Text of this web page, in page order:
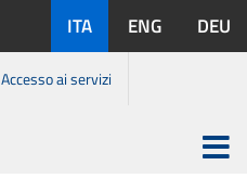
disponibili:
ITA ENG DEU
Accesso ai servizi
Apri
menu